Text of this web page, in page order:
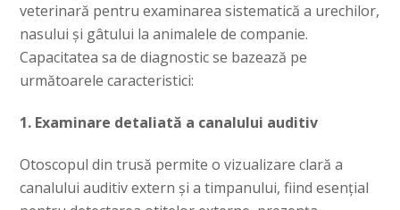
veterinară pentru examinarea sistematică a urechilor,
nasului și gâtului la animalele de companie.
Capacitatea sa de diagnostic se bazează pe
următoarele caracteristici:
1. Examinare detaliată a canalului auditiv
Otoscopul din trusă permite o vizualizare clară a
canalului auditiv extern și a timpanului, fiind esențial